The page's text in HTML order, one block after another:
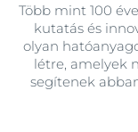
Több mint 100
kutatás és
olyan
létre, amelyek
segítenek